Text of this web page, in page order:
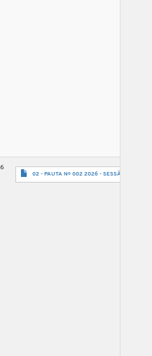
02 - PAUTA Nº 002 2026 - SESSÃO